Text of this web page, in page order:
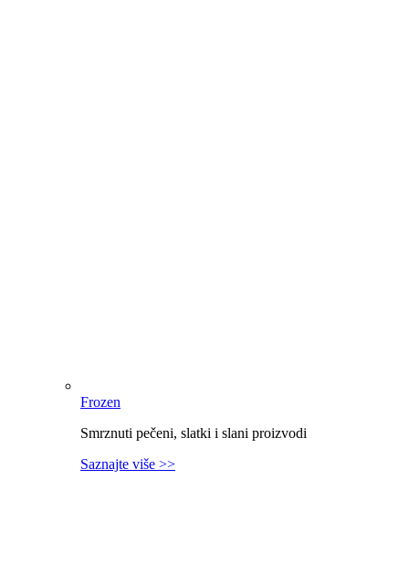
Frozen
Smrznuti pečeni, slatki i slani proizvodi
Saznajte više >>